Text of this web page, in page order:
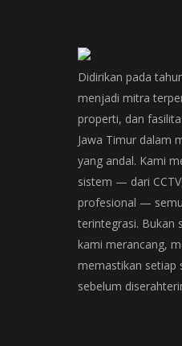
Didirikan pada
menjadi mitra
properti, dan
Jawa Timur dalam
yang andal. Kami
sistem — dari
profesional —
terintegrasi. Bukan
kami merancang,
memastikan setiap
sebelum